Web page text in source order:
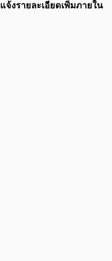
แจ้งรายละเอียดเพิ่มภายใน